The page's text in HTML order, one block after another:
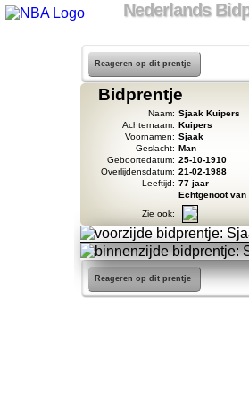
Nederlands
Reageren op dit prentje
Bidprentje
Naam: Sjaak Kuipers
Achternaam: Kuipers
Voornamen: Sjaak
Geslacht: Man
Geboortedatum: 25-10-1910
Overlijdensdatum: 21-02-1988
Leeftijd: 77 jaar
Echtgenoot van
Zie ook:
Reageren op dit prentje